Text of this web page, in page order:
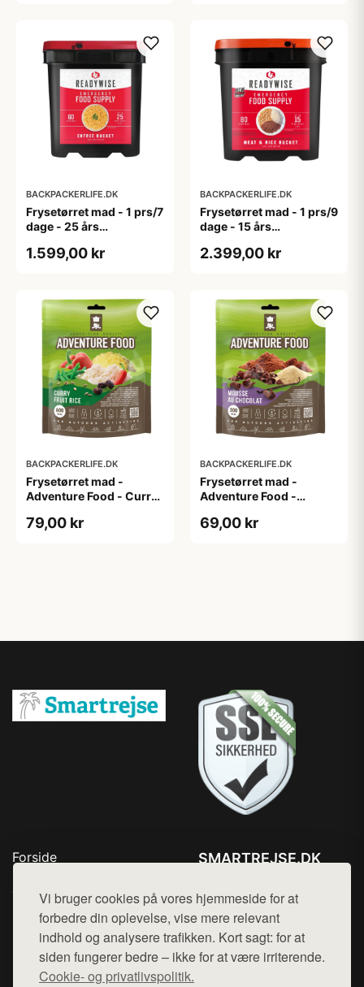
Vi bruger cookies på vores hjemmeside for at
forbedre din oplevelse, vise mere relevant
indhold og analysere trafikken. Kort sagt: for at
siden fungerer bedre – ikke for at være irriterende.
Cookie- og privatlivspolitik.
BACKPACKERLIFE.DK
Frysetørret mad - 1 prs/7
dage - 25 års
Hovedretter
1.599,00 kr
BACKPACKERLIFE.DK
Frysetørret mad - 1 prs/9
dage - 15 års
2.399,00 kr
BACKPACKERLIFE.DK
Frysetørret mad -
Adventure Food - Curry
79,00 kr
BACKPACKERLIFE.DK
Frysetørret mad -
Adventure Food -
69,00 kr
Forside
Top Rabatter
Kontakt
SMARTREJSE.DK
Mail: hej@want.dk
Cookie- og privatlivspolitik